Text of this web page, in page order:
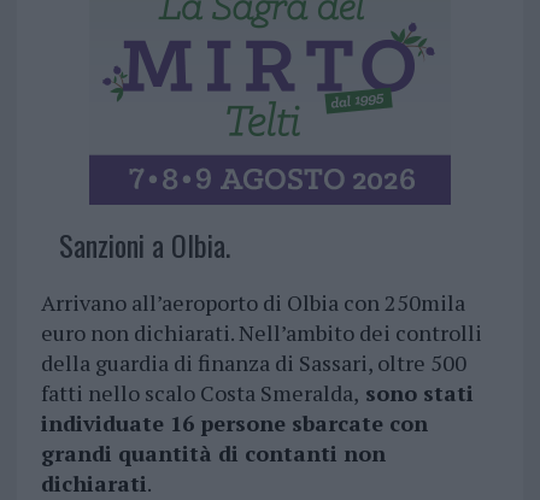
Sanzioni a Olbia.
Arrivano all’aeroporto di Olbia con 250mila
euro non dichiarati. Nell’ambito dei controlli
della guardia di finanza di Sassari, oltre 500
fatti nello scalo Costa Smeralda, sono stati
individuate 16 persone sbarcate con
grandi quantità di contanti non
dichiarati.